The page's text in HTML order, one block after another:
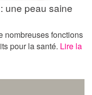
une peau saine
nombreuses fonctions
pour la santé. Lire la